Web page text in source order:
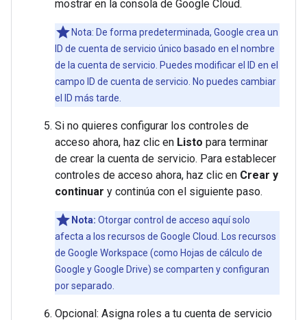
mostrar en la consola de Google Cloud.
Nota: De forma predeterminada, Google crea un
ID de cuenta de servicio único basado en el nombre
de la cuenta de servicio. Puedes modificar el ID en el
campo ID de cuenta de servicio. No puedes cambiar
el ID más tarde.
Si no quieres configurar los controles de
acceso ahora, haz clic en Listo para terminar
de crear la cuenta de servicio. Para establecer
controles de acceso ahora, haz clic en Crear y
continuar y continúa con el siguiente paso.
Nota: Otorgar control de acceso aquí solo
afecta a los recursos de Google Cloud. Los recursos
de Google Workspace (como Hojas de cálculo de
Google y Google Drive) se comparten y configuran
por separado.
Opcional: Asigna roles a tu cuenta de servicio